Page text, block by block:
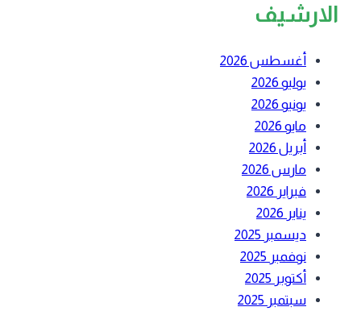
الارشيف
أغسطس 2026
يوليو 2026
يونيو 2026
مايو 2026
أبريل 2026
مارس 2026
فبراير 2026
يناير 2026
ديسمبر 2025
نوفمبر 2025
أكتوبر 2025
سبتمبر 2025